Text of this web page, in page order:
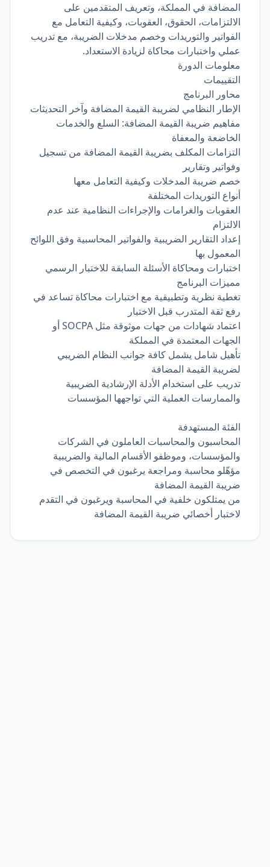
المضافة في المملكة، وتعريف المتقدمين على
الالتزامات، الحقوق، العقوبات، وكيفية التعامل مع
الفواتير والتوريدات وخصم مدخلات الضريبة، مع تدريب
عملي واختبارات محاكاة لزيادة الاستعداد.
معلومات الدورة
التقييمات
محاور البرنامج
الإطار النظامي لضريبة القيمة المضافة وآخر التحديثات
مفاهيم ضريبة القيمة المضافة: السلع والخدمات
الخاضعة والمعفاة
التزامات المكلف بضريبة القيمة المضافة من تسجيل
وفواتير وتقارير
خصم ضريبة المدخلات وكيفية التعامل معها
أنواع التوريدات المختلفة
العقوبات والغرامات والإجراءات النظامية عند عدم
الالتزام
إعداد التقارير الضريبية والفواتير المحاسبية وفق اللوائح
المعمول بها
اختبارات ومحاكاة الأسئلة السابقة للاختبار الرسمي
مميزات البرنامج
تغطية نظرية وتطبيقية مع اختبارات محاكاة تساعد في
رفع ثقة المتدرب قبل الاختبار
اعتماد شهادات من جهات موثوقة مثل SOCPA أو
الجهات المعتمدة في المملكة
تأهيل شامل يشمل كافة جوانب النظام الضريبي
لضريبة القيمة المضافة
تدريب على استخدام الأدلة الإرشادية الضريبية
والممارسات العملية التي تواجهها المؤسسات
الفئة المستهدفة
المحاسبون والمحاسبات العاملون في الشركات
والمؤسسات، وموظفو الأقسام المالية والضريبية
مؤهّلو محاسبة ومراجعة يرغبون في التخصص في
ضريبة القيمة المضافة
من يمتلكون خلفية في المحاسبة ويرغبون في التقدم
لاختبار أخصائي ضريبة القيمة المضافة